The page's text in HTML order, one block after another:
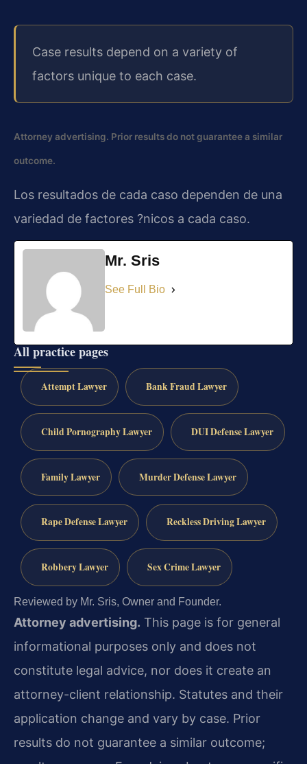
Case results depend on a variety of
factors unique to each case.
Attorney advertising. Prior results do not guarantee a similar
outcome.
Los resultados de cada caso dependen de una
variedad de factores ?nicos a cada caso.
Mr. Sris
See Full Bio
All practice pages
Attempt Lawyer Bank Fraud Lawyer
Child Pornography Lawyer DUI Defense Lawyer
Family Lawyer Murder Defense Lawyer
Rape Defense Lawyer Reckless Driving Lawyer
Robbery Lawyer Sex Crime Lawyer
Reviewed by Mr. Sris, Owner and Founder.
Attorney advertising. This page is for general
informational purposes only and does not
constitute legal advice, nor does it create an
attorney-client relationship. Statutes and their
application change and vary by case. Prior
results do not guarantee a similar outcome;